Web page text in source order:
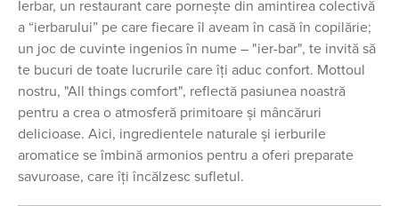
Ierbar, un restaurant care pornește din amintirea colectivă
a “ierbarului” pe care fiecare îl aveam în casă în copilărie;
un joc de cuvinte ingenios în nume – "ier-bar", te invită să
te bucuri de toate lucrurile care îți aduc confort. Mottoul
nostru, "All things comfort", reflectă pasiunea noastră
pentru a crea o atmosferă primitoare și mâncăruri
delicioase. Aici, ingredientele naturale și ierburile
aromatice se îmbină armonios pentru a oferi preparate
savuroase, care îți încălzesc sufletul.